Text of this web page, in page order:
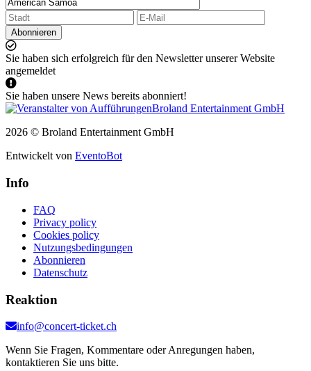
Abonnieren
Sie haben sich erfolgreich für den Newsletter unserer Website
angemeldet
Sie haben unsere News bereits abonniert!
2026 © Broland Entertainment GmbH
Entwickelt von EventoBot
Info
FAQ
Privacy policy
Cookies policy
Nutzungsbedingungen
Abonnieren
Datenschutz
Reaktion
info@concert-ticket.ch
Wenn Sie Fragen, Kommentare oder Anregungen haben,
kontaktieren Sie uns bitte.